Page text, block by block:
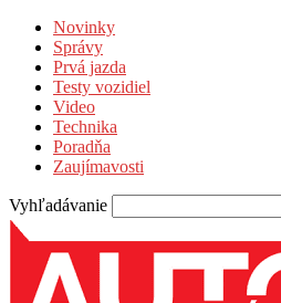
Novinky
Správy
Prvá jazda
Testy vozidiel
Video
Technika
Poradňa
Zaujímavosti
Vyhľadávanie